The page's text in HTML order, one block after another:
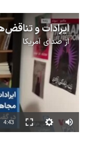
ازصدای آمریکا
available
4:43